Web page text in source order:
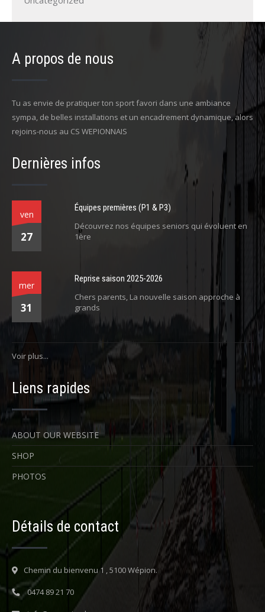
A propos de nous
Tu as envie de pratiquer ton sport favori dans une ambiance
sympa, de belles installations et un encadrement dynamique, alors
rejoins-nous au CS WEPIONNAIS
Dernières infos
ven
27
Équipes premières (P1 & P3)
Découvrez nos équipes seniors qui évoluent en
1ère
mer
31
Reprise saison 2025-2026
Chers parents, La nouvelle saison approche à
grands
Voir plus...
Liens rapides
ABOUT OUR WEBSITE
SHOP
PHOTOS
Détails de contact
Chemin du bienvenu 1 , 5100 Wépion.
0474 89 21 70